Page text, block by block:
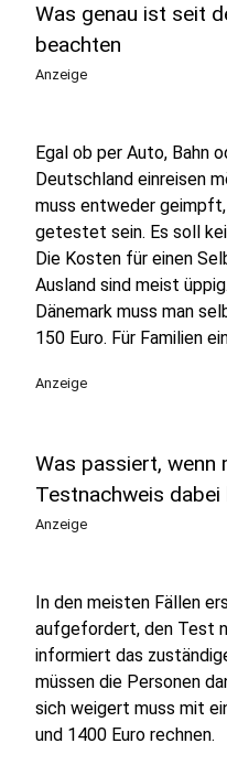
Was genau ist seit
beachten
Anzeige
Egal ob per Auto, Bahn
Deutschland einreisen
muss entweder
getestet sein. Es soll
Die Kosten für einen
Ausland sind meist
Dänemark muss man
150 Euro. Für Familien
Anzeige
Was passiert, wenn
Testnachweis dabei
Anzeige
In den meisten Fällen
aufgefordert, den Test
informiert das
müssen die Personen
sich weigert muss mit
und 1400 Euro rechnen.